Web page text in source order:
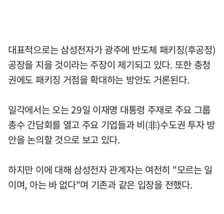
대표적으로는 삼성전자가 광주에 반도체 패키징(후공정)
공장을 지을 것이라는 주장이 제기되고 있다. 또한 충청
권에도 패키징 거점을 확대하는 방안도 거론된다.
일각에서는 오는 29일 이재명 대통령 주재로 주요 그룹
총수 간담회를 열고 주요 기업들과 비(非)수도권 투자 방
안을 논의할 것으로 보고 있다.
하지만 이에 대해 삼성전자 관계자는 여전히 "모르는 일
이며, 아는 바 없다"며 기존과 같은 입장을 전했다.